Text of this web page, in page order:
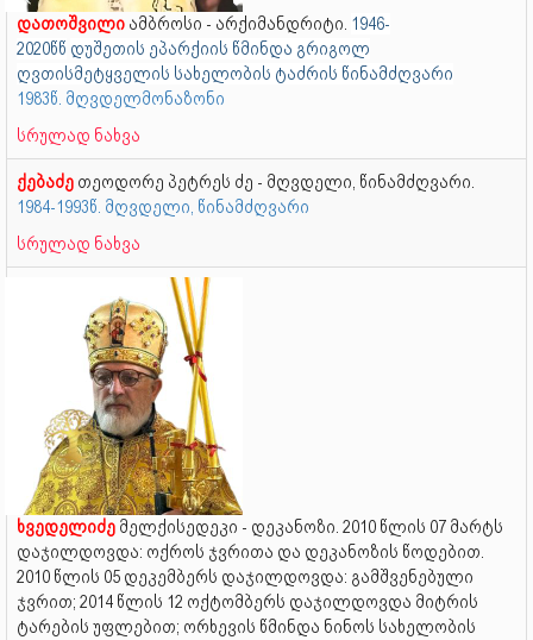
დათოშვილი ამბროსი - არქიმანდრიტი. 1946-
2020წწ დუშეთის ეპარქიის წმინდა გრიგოლ
ღვთისმეტყველის სახელობის ტაძრის წინამძღვარი
1983წ. მღვდელმონაზონი
სრულად ნახვა
ქებაძე თეოდორე პეტრეს ძე - მღვდელი, წინამძღვარი.
1984-1993წ. მღვდელი, წინამძღვარი
სრულად ნახვა
ხვედელიძე მელქისედეკი - დეკანოზი. 2010 წლის 07 მარტს
დაჯილდოვდა: ოქროს ჯვრითა და დეკანოზის წოდებით.
2010 წლის 05 დეკემბერს დაჯილდოვდა: გამშვენებული
ჯვრით; 2014 წლის 12 ოქტომბერს დაჯილდოვდა მიტრის
ტარების უფლებით; ორხევის წმინდა ნინოს სახელობის